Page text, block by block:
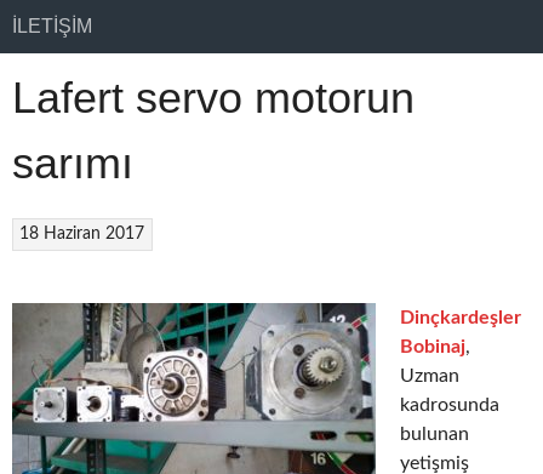
İLETIŞIM
Lafert servo motorun
sarımı
18 Haziran 2017
Dinçkardeşler
Bobinaj,
Uzman
kadrosunda
bulunan
yetişmiş